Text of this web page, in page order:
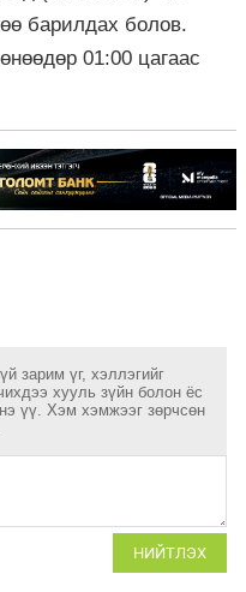
барилдах болов.
01:00 цагаас
зарим үг, хэллэгийг
хууль зүйн болон ёс
үү. Хэм хэмжээг зөрчсөн
НИЙТЛЭХ